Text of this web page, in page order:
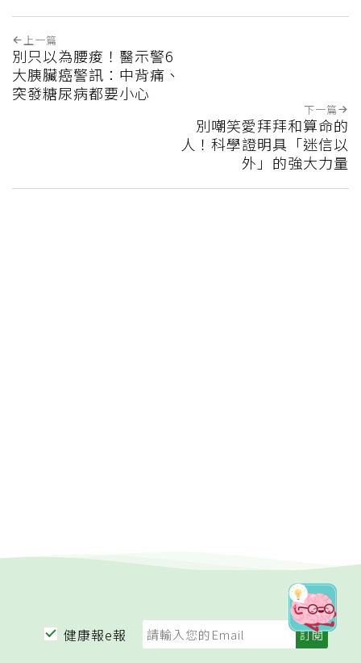
上一篇
別只以為腰痠！醫示警6
大胰臟癌警訊：中背痛、
突發糖尿病都要小心
下一篇
別嘲笑愛拜拜和算命的
人！科學證明具「迷信以
外」的強大力量
健康報e報